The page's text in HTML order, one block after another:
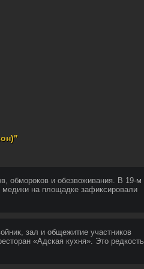
обмороков и обезвоживания. В 19-м
медики на площадке зафиксировали
зал и общежитие участников
«Адская кухня». Это редкость